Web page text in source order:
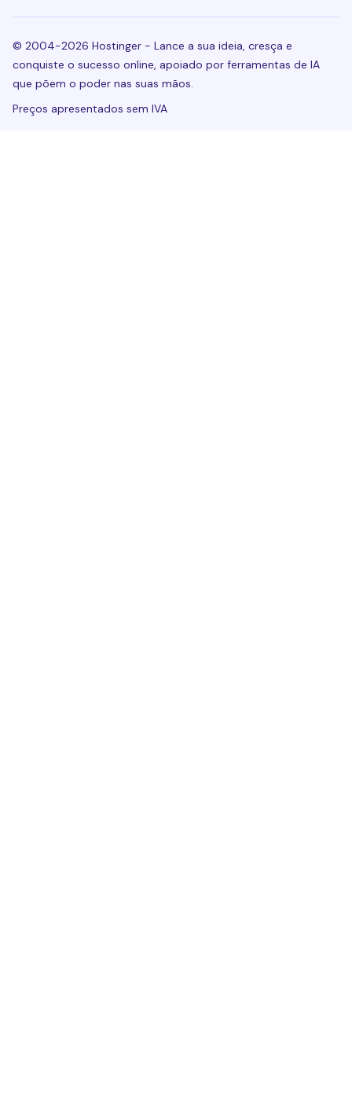
© 2004-2026 Hostinger - Lance a sua ideia, cresça e
conquiste o sucesso online, apoiado por ferramentas de IA
que põem o poder nas suas mãos.
Preços apresentados sem IVA